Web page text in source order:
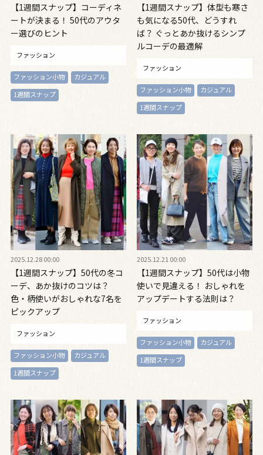
【1週間スナップ】コーディネ
ートが決まる！ 50代のアウタ
ー選びのヒント
ファッション
ファッション小物
カジュアル
1週間スナップ
【1週間スナップ】体型も寒さ
も気になる50代、どうすれ
ば？ ぐっとあか抜けるシンプ
ルコーデの最適解
ファッション
ファッション小物
カジュアル
1週間スナップ
2025.12.28 00:00
【1週間スナップ】50代の冬コ
ーデ、あか抜けのコツは？
色・柄使いがおしゃれな7名を
ピックアップ
ファッション
ファッション小物
カジュアル
1週間スナップ
2025.12.21 00:00
【1週間スナップ】50代は小物
使いで見違える！ おしゃれを
アップデートする法則は？
ファッション
ファッション小物
カジュアル
1週間スナップ